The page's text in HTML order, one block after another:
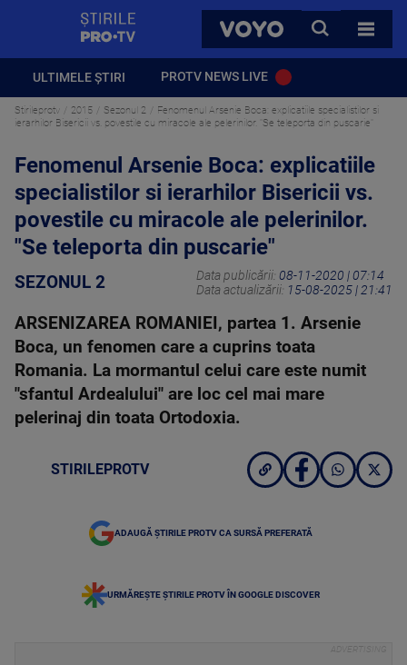
VOYO
CAUTA
TOATE
ULTIMELE ȘTIRI PROTV NEWS LIVE
Stirileprotv 2015 Sezonul 2
Fenomenul Arsenie Boca: explicatiile specialistilor si
ierarhilor Bisericii vs. povestile cu miracole ale pelerinilor. "Se teleporta din puscarie"
Fenomenul Arsenie Boca: explicatiile
specialistilor si ierarhilor Bisericii vs.
povestile cu miracole ale pelerinilor.
"Se teleporta din puscarie"
SEZONUL 2 Data publicării: 08-11-2020 | 07:14
Data actualizării: 15-08-2025 | 21:41
ARSENIZAREA ROMANIEI, partea 1. Arsenie
Boca, un fenomen care a cuprins toata
Romania. La mormantul celui care este numit
"sfantul Ardealului" are loc cel mai mare
pelerinaj din toata Ortodoxia.
STIRILEPROTV
ADAUGĂ ȘTIRILE PROTV CA SURSĂ PREFERATĂ
URMĂREȘTE ȘTIRILE PROTV ÎN GOOGLE DISCOVER